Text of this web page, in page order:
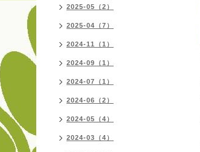
2025-05（2）
2025-04（7）
2024-11（1）
2024-09（1）
2024-07（1）
2024-06（2）
2024-05（4）
2024-03（4）